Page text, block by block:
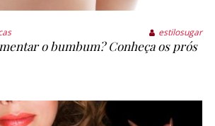
estilosugar
o bumbum? Conheça os prós